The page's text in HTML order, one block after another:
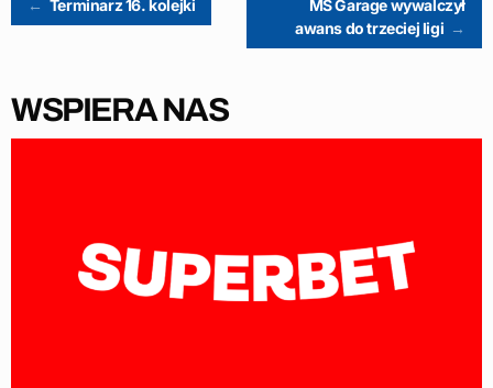
Post
← Terminarz 16. kolejki
MS Garage wywalczył
awans do trzeciej ligi →
WSPIERA NAS